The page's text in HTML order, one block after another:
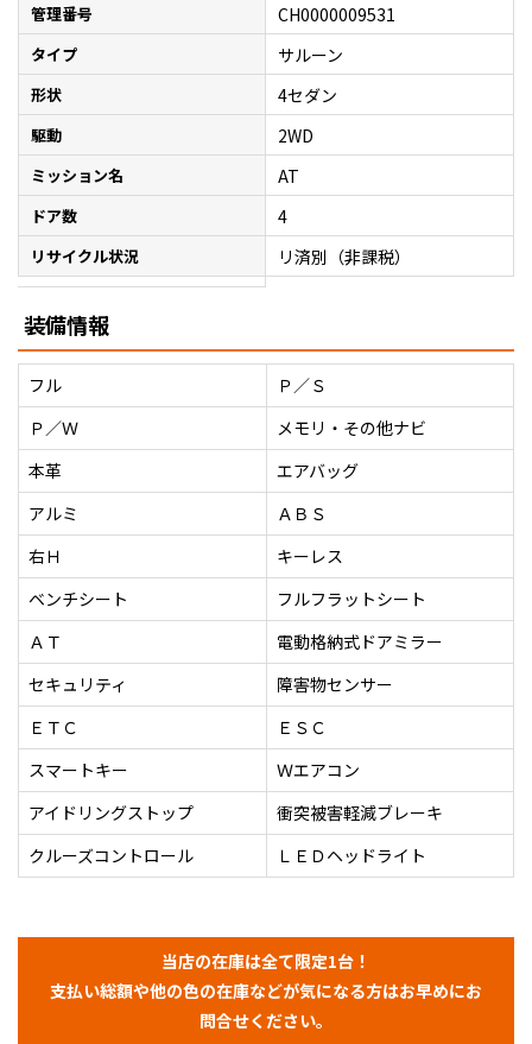
管理番号 CH0000009531
タイプ サルーン
形状 4セダン
駆動 2WD
ミッション名 AT
ドア数 4
リサイクル状況 リ済別（非課税）
装備情報
フル
Ｐ／Ｓ
Ｐ／Ｗ
メモリ・その他ナビ
本革
エアバッグ
アルミ
ＡＢＳ
右Ｈ
キーレス
ベンチシート
フルフラットシート
ＡＴ
電動格納式ドアミラー
セキュリティ
障害物センサー
ＥＴＣ
ＥＳＣ
スマートキー
Ｗエアコン
アイドリングストップ
衝突被害軽減ブレーキ
クルーズコントロール
ＬＥＤヘッドライト
当店の在庫は全て限定1台！
支払い総額や他の色の在庫などが気になる方はお早めにお
問合せください。